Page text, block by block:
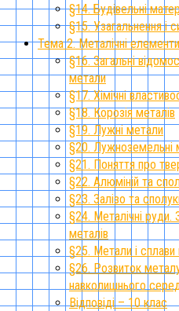
§14. Будівельні
§15. Узагальнення і
Тема 2. Металічні
§16. Загальні
метали
§17. Хімічні
§18. Корозія металів
§19. Лужні метали
§20. Лужноземельні
§21. Поняття про
§22. Алюміній та
§23. Залізо та
§24. Металічні руди.
металів
§25. Метали і сплави
§26. Розвиток
навколишнього
Відповіді – 10 клас